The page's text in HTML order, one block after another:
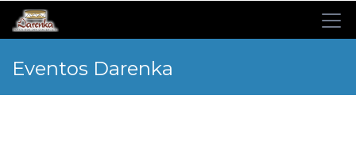
Eventos Darenka